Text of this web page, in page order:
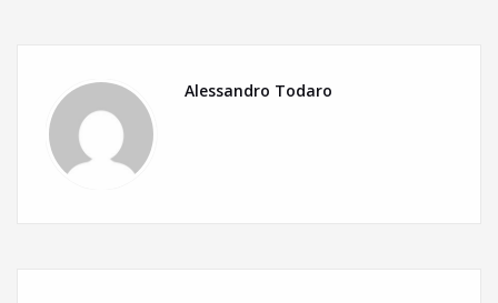
Alessandro Todaro